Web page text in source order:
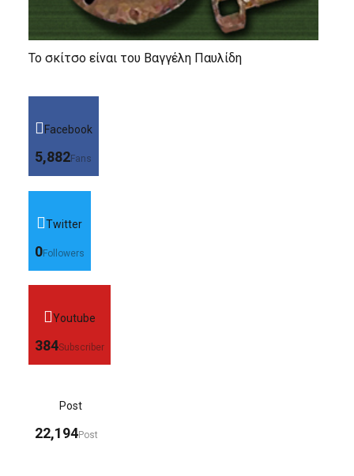
Το σκίτσο είναι του Βαγγέλη Παυλίδη
Facebook
5,882Fans
Twitter
0Followers
Youtube
384Subscriber
Post
22,194Post